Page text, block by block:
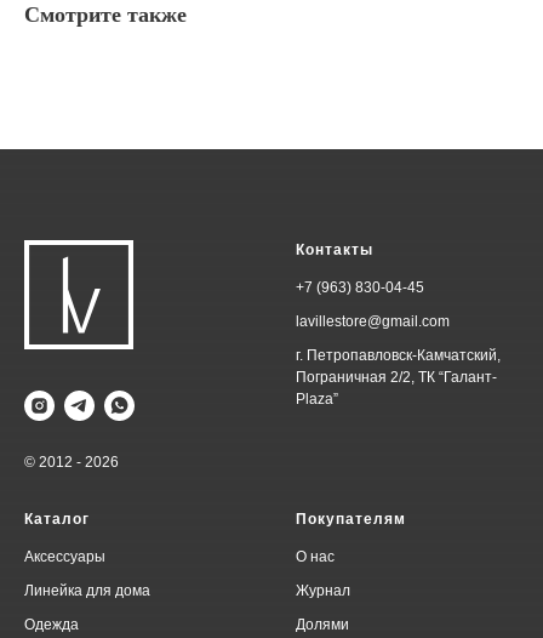
Смотрите также
© 2012 - 2026
Контакты
+7 (963) 830-04-45
lavillestore@gmail.com
г. Петропавловск-Камчатский,
Пограничная 2/2, ТК “Галант-
Plaza”
Каталог
Аксессуары
Линейка для дома
Одежда
Покупателям
О нас
Журнал
Долями